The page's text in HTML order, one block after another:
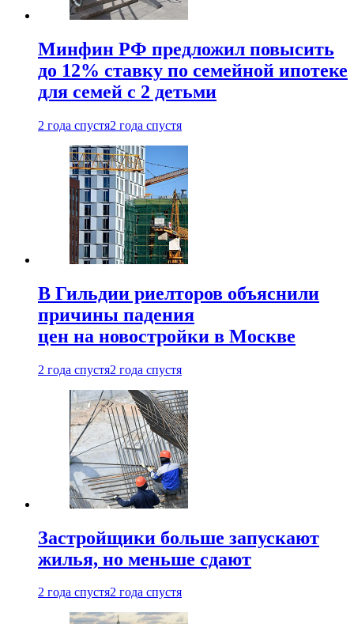
Минфин РФ предложил повысить
до 12% ставку по семейной ипотеке
для семей с 2 детьми
2 года спустя2 года спустя
В Гильдии риелторов объяснили
причины падения
цен на новостройки в Москве
2 года спустя2 года спустя
Застройщики больше запускают
жилья, но меньше сдают
2 года спустя2 года спустя